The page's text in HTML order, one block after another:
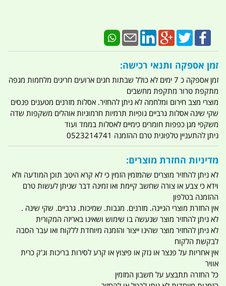
זמן אספקה ותנאי רכישה:
זמן אספקה כ 7 ימים לא כולל שבתות חגים ארועים חריגים מלחמות מגפה
מתקפת טרור מתקפת מחשבים
מוצרי מצב חירום ומלחמה לא ניתן להחזיר. אסלות מזרנים מטענים פנסים
שקי שינה אסלות גרביים גופיות תרמיות חרמוניות אוהלים משקפות שדה
משקפי מגן כפפות חומרים כימיים לאסלות בממד ועוד
ניתן להתעניין טלפונית טרם ההזמנה 0523214741
מדיניות החזרת מוצרים:
לא ניתן להחזיר מוצרים שהמזמין הזמין כי לא קרא היטב תוכן המודעה ולא
וידא כי צבע או צורה שחשב קיימת ואו זמינה דבר שניתן לעשות טרם
ההזמנה בטלפון
אין החזרת מוצרי הגיינה. מזרנים. מגבות. שמיכות. גרביים. שקי שינה .
לא ניתן להחזיר מוצר שנעשה בו שימוש ושאינו באריזה המקורית
לא ניתן להחזיר מוצר שהינו ייצור והזמנה מיוחדת ללקוח ואו עבר הסבה
לבקשת הלקוח
אין אחריות על פנצר או נזק או פיצוץ או קרע לסירות בריכות וג'ק כרית
אוויר
כל החזרה תתבצע על חשבון המזמין